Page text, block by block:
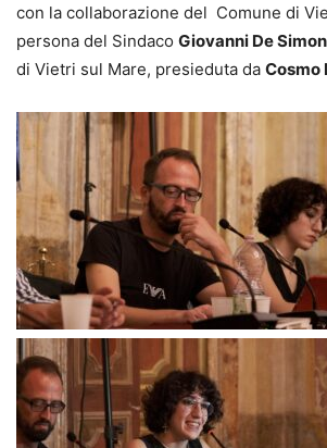
con la collaborazione del Comune di
persona del Sindaco Giovanni De
di Vietri sul Mare, presieduta da Cosmo